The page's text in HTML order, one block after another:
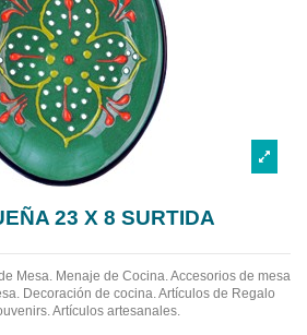
23 X 8 SURTIDA
Mesa. Menaje de Cocina. Accesorios de mesa
Decoración de cocina. Artículos de Regalo
Artículos artesanales.